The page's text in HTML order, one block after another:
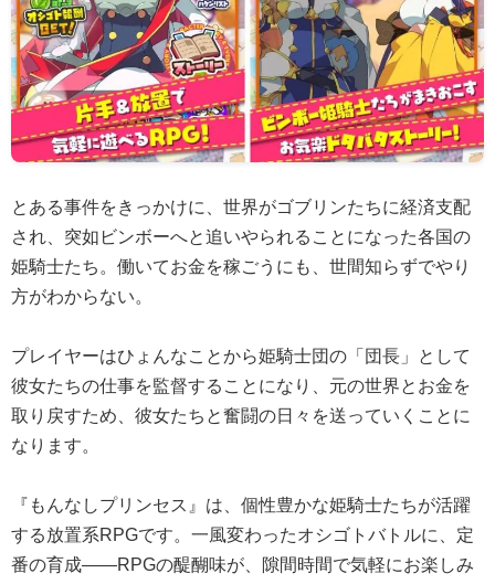
とある事件をきっかけに、世界がゴブリンたちに経済支配
され、突如ビンボーへと追いやられることになった各国の
姫騎士たち。働いてお金を稼ごうにも、世間知らずでやり
方がわからない。
プレイヤーはひょんなことから姫騎士団の「団長」として
彼女たちの仕事を監督することになり、元の世界とお金を
取り戻すため、彼女たちと奮闘の日々を送っていくことに
なります。
『もんなしプリンセス』は、個性豊かな姫騎士たちが活躍
する放置系RPGです。一風変わったオシゴトバトルに、定
番の育成――RPGの醍醐味が、隙間時間で気軽にお楽しみ